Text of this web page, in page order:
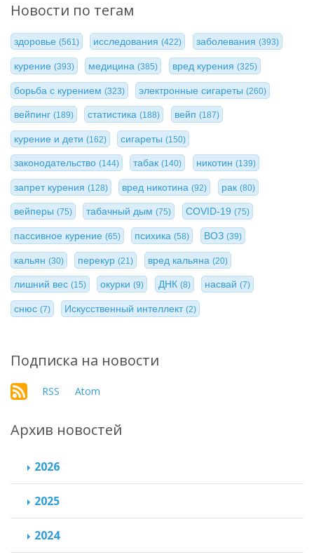
Новости по тегам
здоровье (561) исследования(422) заболевания (393)
курение (393) медицина(385) вред курения (325)
борьба с курением (323) электронные сигареты(260)
вейпинг (189) статистика(188) вейп (187)
курение и дети (162) сигареты(150)
законодательство (144) табак(140) никотин (139)
запрет курения (128) вред никотина(92) рак (80)
вейперы (75) табачный дым(75) COVID-19 (75)
пассивное курение (65) психика(58) ВОЗ (39)
кальян (30) перекур(21) вред кальяна (20)
лишний вес (15) окурки(9) ДНК (8) насвай(7)
снюс (7) Искусственный интеллект(2)
Подписка на новости
RSS Atom
Архив новостей
2026
2025
2024